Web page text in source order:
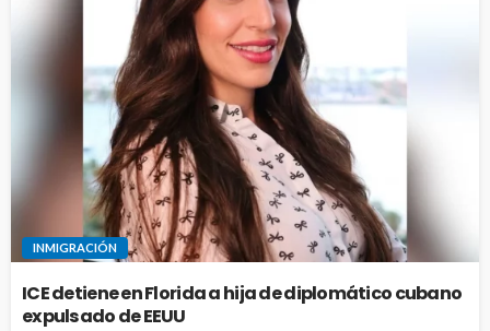
INMIGRACIÓN
ICE detiene en Florida a hija de diplomático cubano
expulsado de EEUU